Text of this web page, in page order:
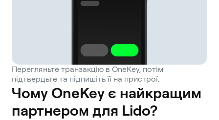
Перегляньте транзакцію в OneKey, потім
підтвердьте та підпишіть її на пристрої.
Чому OneKey є найкращим
партнером для Lido?